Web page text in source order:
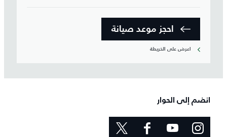
احجز موعد صيانة‎
اعرض على الخريطة
انضم إلى الحوار